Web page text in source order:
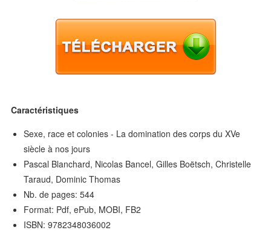
Caractéristiques
Sexe, race et colonies - La domination des corps du XVe
siècle à nos jours
Pascal Blanchard, Nicolas Bancel, Gilles Boëtsch, Christelle
Taraud, Dominic Thomas
Nb. de pages: 544
Format: Pdf, ePub, MOBI, FB2
ISBN: 9782348036002